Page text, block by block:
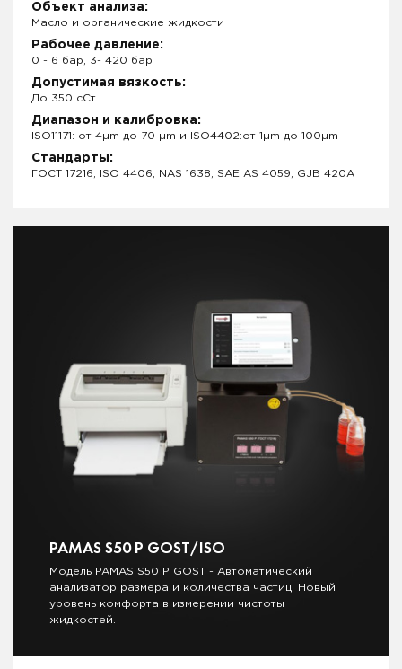
Объект анализа:
Масло и органические жидкости
Рабочее давление:
0 - 6 бар, 3- 420 бар
Допустимая вязкость:
До 350 сСт
Диапазон и калибровка:
ISO11171: от 4µm до 70 µm и ISO4402:от 1µm до 100µm
Стандарты:
ГОСТ 17216, ISO 4406, NAS 1638, SAE AS 4059, GJB 420A
PAMAS S50 P GOST/ISO
Модель PAMAS S50 P GOST - Автоматический
анализатор размера и количества частиц. Новый
уровень комфорта в измерении чистоты
жидкостей.